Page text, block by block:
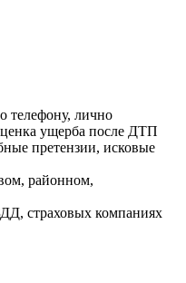
телефону, лично
ущерба после ДТП
претензии, исковые
районном,
страховых компаниях